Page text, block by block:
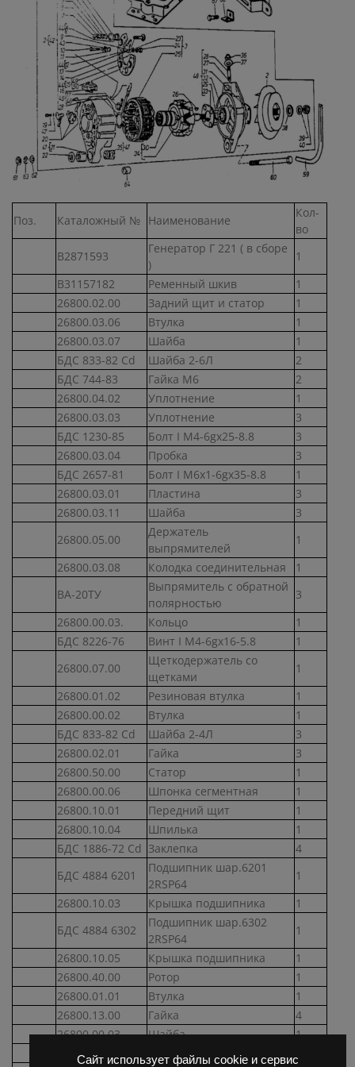
Сайт использует файлы cookie и сервис
Поз. Каталожный № Наименование
Кол-
во
В2871593
Генератор Г 221 ( в сборе
)
1
В31157182
Ременный шкив
1
26800.02.00
Задний щит и статор
1
26800.03.06
Втулка
1
26800.03.07
Шайба
1
БДС 833-82 Cd
Шайба 2-6Л
2
БДС 744-83
Гайка М6
2
26800.04.02
Уплотнение
1
26800.03.03
Уплотнение
3
БДС 1230-85
Болт I М4-6gх25-8.8
3
26800.03.04
Пробка
3
БДС 2657-81
Болт I М6х1-6gх35-8.8
1
26800.03.01
Пластина
3
26800.03.11
Шайба
3
26800.05.00
Держатель
выпрямителей
1
26800.03.08
Колодка соединительная
1
ВА-20ТУ
Выпрямитель с обратной
полярностью
3
26800.00.03.
Кольцо
1
БДС 8226-76
Винт I М4-6gх16-5.8
1
26800.07.00
Щеткодержатель со
щетками
1
26800.01.02
Резиновая втулка
1
26800.00.02
Втулка
1
БДС 833-82 Cd
Шайба 2-4Л
3
26800.02.01
Гайка
3
26800.50.00
Статор
1
26800.00.06
Шпонка сегментная
1
26800.10.01
Передний щит
1
26800.10.04
Шпилька
1
БДС 1886-72 Cd Заклепка
4
БДС 4884 6201
Подшипник шар.6201
2RSP64
1
26800.10.03
Крышка подшипника
1
БДС 4884 6302
Подшипник шар.6302
2RSP64
1
26800.10.05
Крышка подшипника
1
26800.40.00
Ротор
1
26800.01.01
Втулка
1
26800.13.00
Гайка
4
26800.00.03
Шайба
1
26800.00.05
Шайба